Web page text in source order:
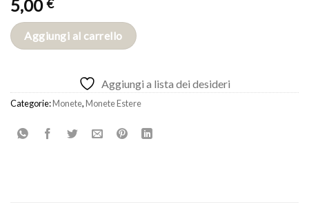
5,00€
Aggiungi al carrello
Aggiungi a lista dei desideri
Categorie:Monete,Monete Estere